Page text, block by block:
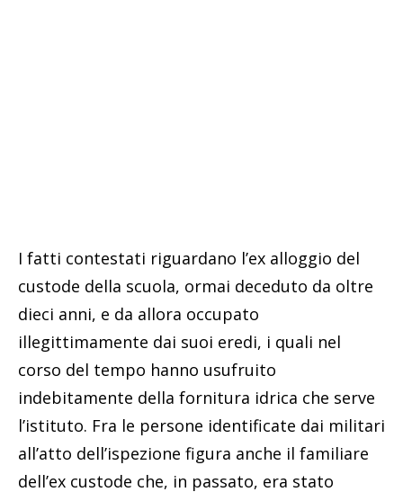
I fatti contestati riguardano l’ex alloggio del
custode della scuola, ormai deceduto da oltre
dieci anni, e da allora occupato
illegittimamente dai suoi eredi, i quali nel
corso del tempo hanno usufruito
indebitamente della fornitura idrica che serve
l’istituto. Fra le persone identificate dai militari
all’atto dell’ispezione figura anche il familiare
dell’ex custode che, in passato, era stato